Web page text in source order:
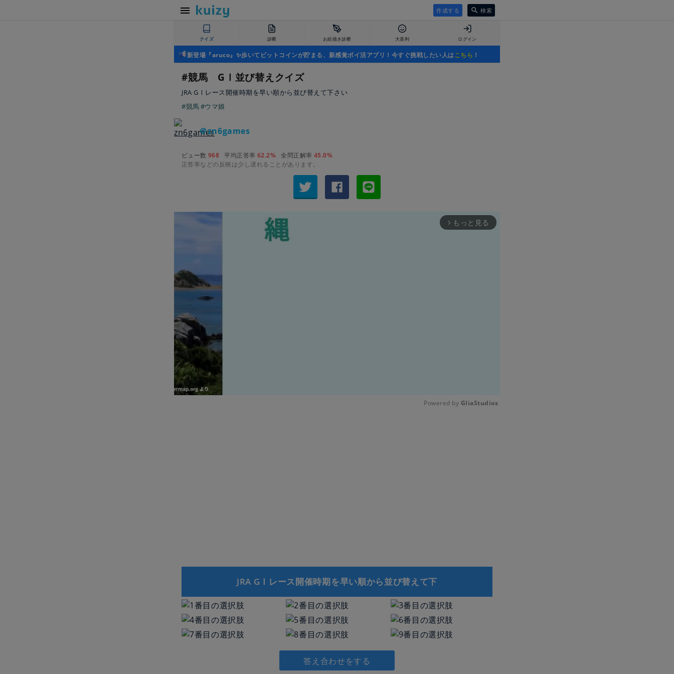
作成する 検索
クイズ 診断 お絵描き診断 大喜利 ログイン
新登場『aruco』✨歩いてビットコインが貯まる、新感覚ポイ活アプリ！今すぐ挑戦したい人はこちら ！
#競馬 GⅠ並び替えクイズ
JRA GⅠレース開催時期を早い順から並び替えて下さい
#競馬#ウマ娘
＠zn6games
ビュー数 968 平均正答率 62.2% 全問正解率 45.0%
正答率などの反映は少し遅れることがあります。
arrow_forward_ios もっと見る
Powered by GliaStudios
JRA GⅠレース開催時期を早い順から並び替えて下
答え合わせをする